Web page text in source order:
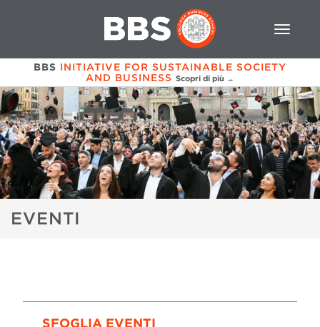
BBS INITIATIVE FOR SUSTAINABLE SOCIETY
AND BUSINESS Scopri di più →
EVENTI
SFOGLIA EVENTI